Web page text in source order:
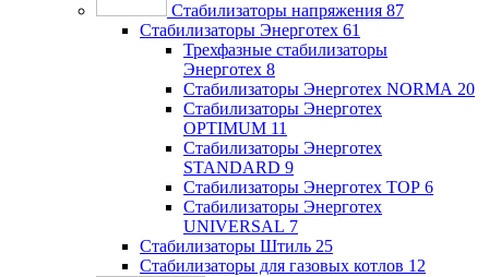
Стабилизаторы напряжения 87
Стабилизаторы Энерготех 61
Трехфазные стабилизаторы
Энерготех 8
Стабилизаторы Энерготех NORMA 20
Стабилизаторы Энерготех
OPTIMUM 11
Стабилизаторы Энерготех
STANDARD 9
Стабилизаторы Энерготех TOP 6
Стабилизаторы Энерготех
UNIVERSAL 7
Стабилизаторы Штиль 25
Стабилизаторы для газовых котлов 12